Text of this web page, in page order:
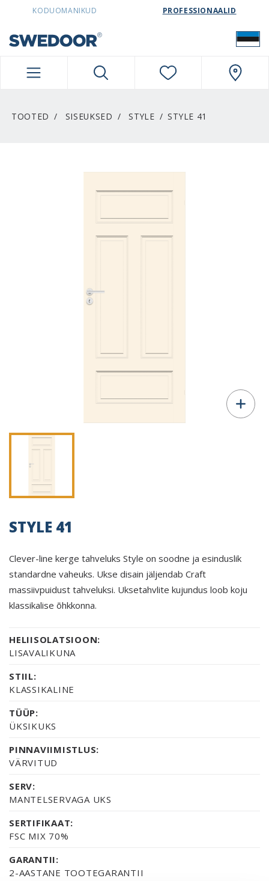
SWEDOORESTONIA NAVIGATION
KODUOMANIKUD PROFESSIONAALID
TOOTED SISEUKSED STYLE STYLE 41
STYLE 41
Clever-line kerge tahveluks Style on soodne ja esinduslik
standardne vaheuks. Ukse disain jäljendab Craft
massiivpuidust tahveluksi. Uksetahvlite kujundus loob koju
klassikalise õhkkonna.
HELIISOLATSIOON:
LISAVALIKUNA
STIIL:
KLASSIKALINE
TÜÜP:
ÜKSIKUKS
PINNAVIIMISTLUS:
VÄRVITUD
SERV:
MANTELSERVAGA UKS
SERTIFIKAAT:
FSC MIX 70%
GARANTII:
2-AASTANE TOOTEGARANTII